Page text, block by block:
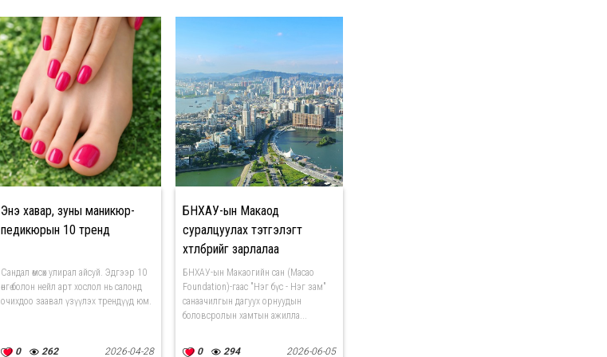
Энэ хавар, зуны маникюр-
педикюрын 10 тренд
Сандал өмсөх улирал айсуй. Эдгээр 10
өнгө болон нейл арт хослол нь салонд
очихдоо заавал үзүүлэх трендүүд юм.
0 262 2026-04-28
БНХАУ-ын Макаод
суралцуулах тэтгэлэгт
хөтөлбөрийг зарлалаа
БНХАУ-ын Макаогийн сан (Macao
Foundation)-гаас "Нэг бүс - Нэг зам"
санаачилгын дагуух орнуудын
боловсролын хамтын ажилла...
0 294 2026-06-05